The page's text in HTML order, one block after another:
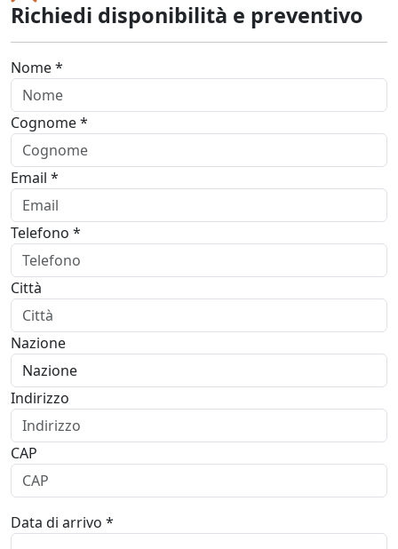
Richiedi disponibilità e preventivo
Nome *
Cognome *
Email *
Telefono *
Città
Nazione
Indirizzo
CAP
Data di arrivo *